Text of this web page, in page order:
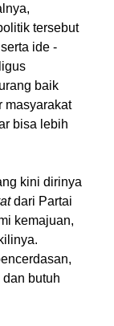
tersebut
ide -
baik
masyarakat
bisa lebih
kini dirinya
dari Partai
kemajuan,
dan butuh